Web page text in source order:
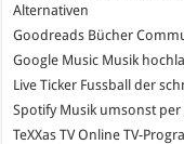
Alternativen
Goodreads Bücher
Google Music Musik
Live Ticker Fussball
der
SpotifyMusik umsonst per
TeXXas TVOnline TV-